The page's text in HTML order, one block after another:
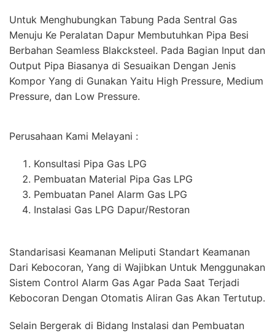
Untuk Menghubungkan Tabung Pada Sentral Gas
Menuju Ke Peralatan Dapur Membutuhkan Pipa Besi
Berbahan Seamless Blakcksteel. Pada Bagian Input dan
Output Pipa Biasanya di Sesuaikan Dengan Jenis
Kompor Yang di Gunakan Yaitu High Pressure, Medium
Pressure, dan Low Pressure.
Perusahaan Kami Melayani :
Konsultasi Pipa Gas LPG
Pembuatan Material Pipa Gas LPG
Pembuatan Panel Alarm Gas LPG
Instalasi Gas LPG Dapur/Restoran
Standarisasi Keamanan Meliputi Standart Keamanan
Dari Kebocoran, Yang di Wajibkan Untuk Menggunakan
Sistem Control Alarm Gas Agar Pada Saat Terjadi
Kebocoran Dengan Otomatis Aliran Gas Akan Tertutup.
Selain Bergerak di Bidang Instalasi dan Pembuatan